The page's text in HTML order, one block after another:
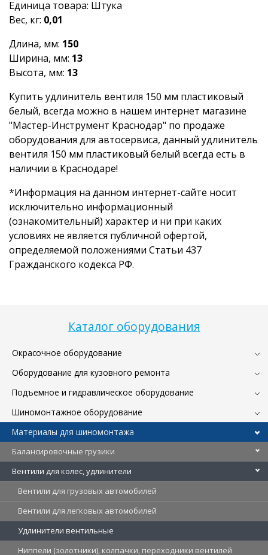
Каталог оборудования
Окрасочное оборудование
Оборудование для кузовного ремонта
Подъемное и гидравлическое оборудование
Шиномонтажное оборудование
Материалы для шиномонтажа
Балансировочные грузики
Вентили для колес, удлинители
Вентили для грузовых автомобилей
Вентили для легковых автомобилей
Удлинители вентильные
Ниппели (золотники), колпачки, переходники вентилей
Единица товара: Штука
Вес, кг: 0,01
Длина, мм: 150
Ширина, мм: 13
Высота, мм: 13
Купить удлинитель вентиля 150 мм пластиковый
белый, всегда можно в нашем интернет магазине
"Мастер-Инструмент Краснодар" по продаже
оборудования для автосервиса, данный удлинитель
вентиля 150 мм пластиковый белый всегда есть в
наличии в Краснодаре!
*Информация на данном интернет-сайте носит
исключительно информационный
(ознакомительный) характер и ни при каких
условиях не является публичной офертой,
определяемой положениями Статьи 437
Гражданского кодекса РФ.